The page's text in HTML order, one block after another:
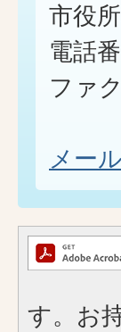
市役
電話
ファ
メー
す。お